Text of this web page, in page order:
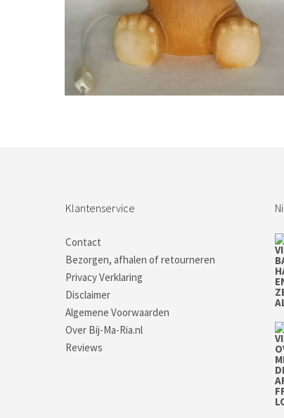
Klantenservice
Contact
Bezorgen, afhalen of retourneren
Privacy Verklaring
Disclaimer
Algemene Voorwaarden
Over Bij-Ma-Ria.nl
Reviews